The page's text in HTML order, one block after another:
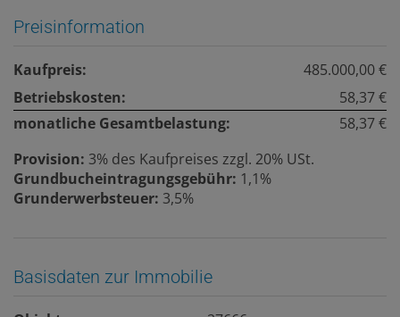
Preisinformation
Kaufpreis:
485.000,00 €
Betriebskosten:
58,37 €
monatliche Gesamtbelastung:
58,37 €
Provision: 3% des Kaufpreises zzgl. 20% USt.
Grundbucheintragungsgebühr: 1,1%
Grunderwerbsteuer: 3,5%
Basisdaten zur Immobilie